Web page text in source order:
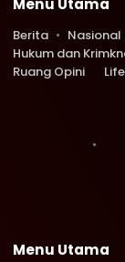
Menu Utama
Berita Nasional
Hukum dan
Ruang Opini
Menu Utama